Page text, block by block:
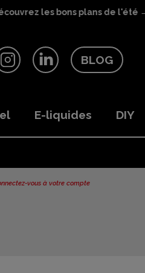
les bons plans de l'été →
BLOG
E-liquides DIY
vous à votre compte